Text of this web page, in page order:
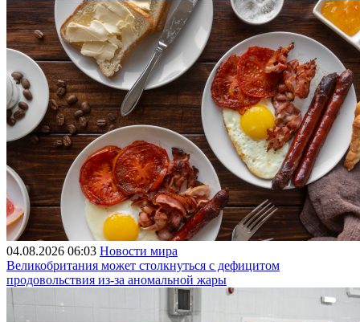
04.08.2026 06:03 Новости мира
Великобритания может столкнуться с дефицитом
продовольствия из-за аномальной жары